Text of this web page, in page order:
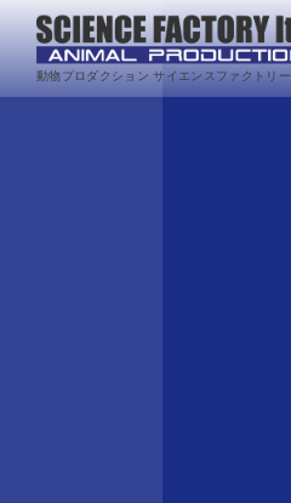
動物プロダクション サイエンスファクトリー